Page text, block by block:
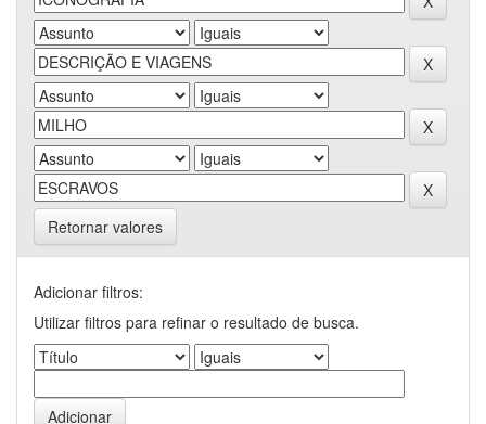
Retornar valores
Adicionar filtros:
Utilizar filtros para refinar o resultado de busca.